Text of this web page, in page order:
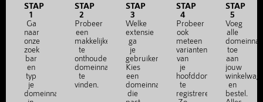
STAP
1
Ga
naar
onze
zoek
bar
en
typ
je
domeinnaam
STAP
2
Probeer
een
makkelijke
te
onthouden
domeinnaam
te
vinden.
STAP
3
Welke
extensie
ga
je
gebruiken?
Kies
een
domeinnaam
die
STAP
4
Probeer
ook
meteen
varianten
van
je
hoofddomein
te
registreren.
STAP
5
Voeg
alle
toe
aan
jouw
en
bestel.